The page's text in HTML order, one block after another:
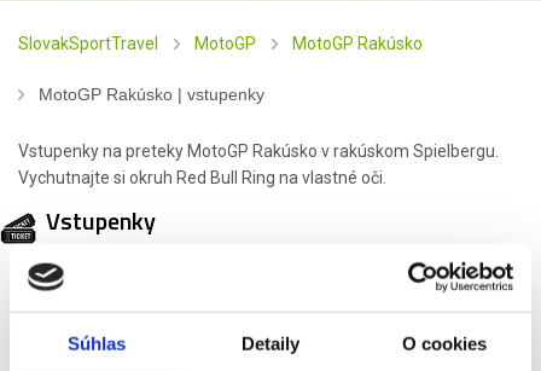
Súhlas Detaily O cookies
SlovakSportTravel MotoGP MotoGP Rakúsko
MotoGP Rakúsko | vstupenky
Vstupenky na preteky MotoGP Rakúsko v rakúskom Spielbergu.
Vychutnajte si okruh Red Bull Ring na vlastné oči.
Vstupenky
VIP